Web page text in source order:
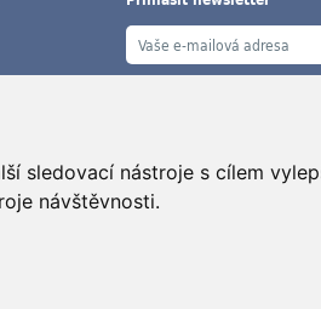
sledovací nástroje s cílem
návštěvnosti.